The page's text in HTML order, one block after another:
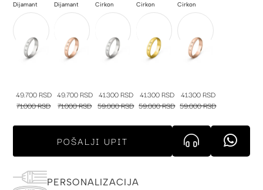
Dijamant
49.700 RSD
71.000 RSD
Dijamant
49.700 RSD
71.000 RSD
Cirkon
41.300 RSD
59.000 RSD
Cirkon
41.300 RSD
59.000 RSD
Cirkon
41.300 RSD
59.000 RSD
POŠALJI UPIT
PERSONALIZACIJA